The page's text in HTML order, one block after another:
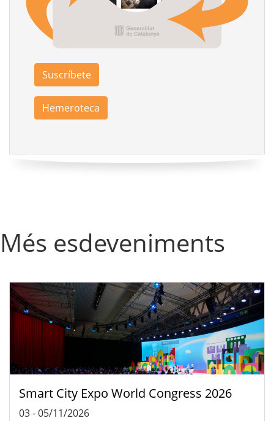
Suscríbete
Hemeroteca
Més esdeveniments
Smart City Expo World Congress 2026
03-05/11/2026